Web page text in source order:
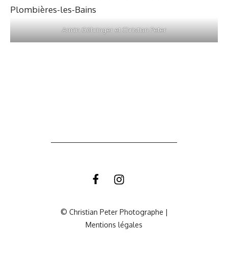
Armin Göhringer et Christian Peter
© Christian Peter Photographe |
Mentions légales